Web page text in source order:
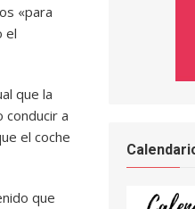
«para
el
que la
conducir a
el coche
que